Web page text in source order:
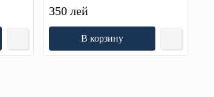
350 лей
В корзину